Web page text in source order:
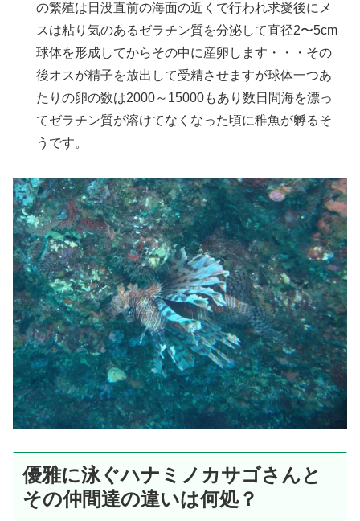
の繁殖は日没直前の海面の近くで行われ求愛後にメ
スは粘り気のあるゼラチン質を分泌して直径2〜5cm
球体を形成してからその中に産卵します・・・その
後オスが精子を放出して受精させますが球体一つあ
たりの卵の数は2000～15000もあり数日間海を漂っ
てゼラチン質が溶けてなくなった頃に稚魚が孵るそ
うです。
優雅に泳ぐハナミノカサゴさんと
その仲間達の違いは何処？